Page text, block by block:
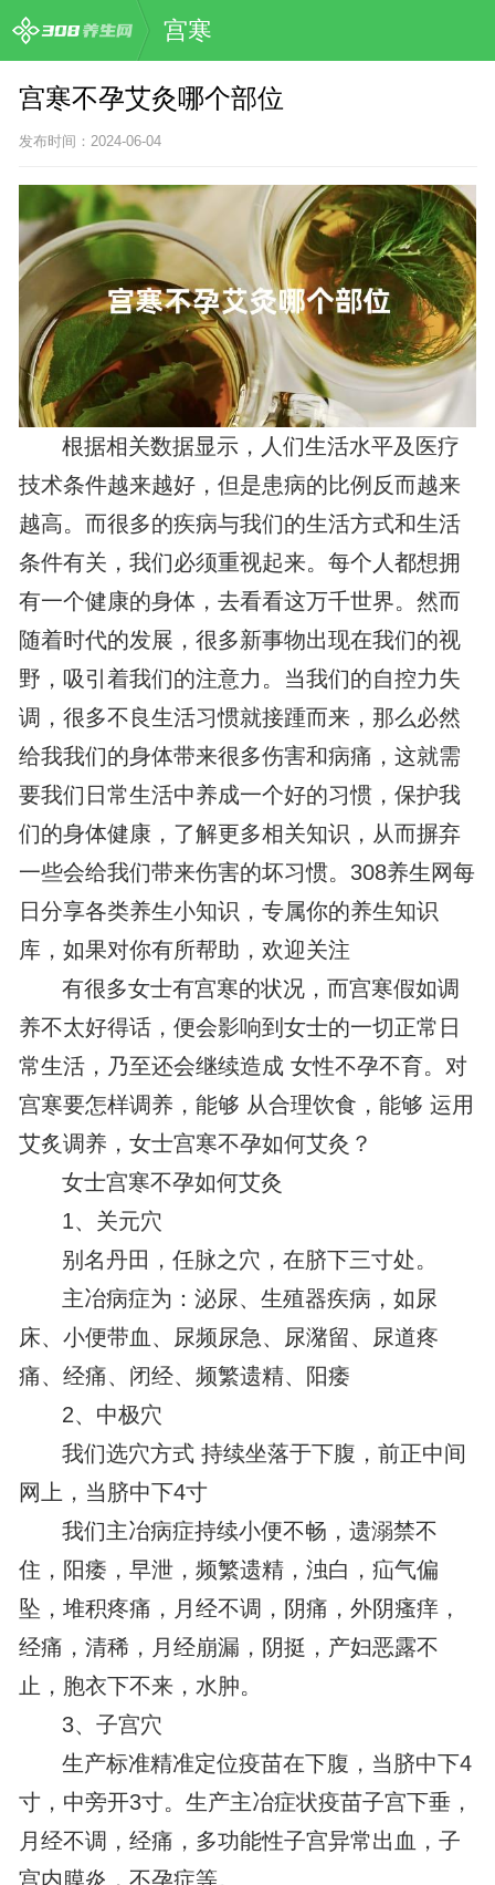
宫寒
宫寒不孕艾灸哪个部位
发布时间：2024-06-04
根据相关数据显示，人们生活水平及医疗
技术条件越来越好，但是患病的比例反而越来
越高。而很多的疾病与我们的生活方式和生活
条件有关，我们必须重视起来。每个人都想拥
有一个健康的身体，去看看这万千世界。然而
随着时代的发展，很多新事物出现在我们的视
野，吸引着我们的注意力。当我们的自控力失
调，很多不良生活习惯就接踵而来，那么必然
给我我们的身体带来很多伤害和病痛，这就需
要我们日常生活中养成一个好的习惯，保护我
们的身体健康，了解更多相关知识，从而摒弃
一些会给我们带来伤害的坏习惯。308养生网每
日分享各类养生小知识，专属你的养生知识
库，如果对你有所帮助，欢迎关注
有很多女士有宫寒的状况，而宫寒假如调
养不太好得话，便会影响到女士的一切正常日
常生活，乃至还会继续造成 女性不孕不育。对
宫寒要怎样调养，能够 从合理饮食，能够 运用
艾炙调养，女士宫寒不孕如何艾灸？
女士宫寒不孕如何艾灸
1、关元穴
别名丹田，任脉之穴，在脐下三寸处。
主冶病症为：泌尿、生殖器疾病，如尿
床、小便带血、尿频尿急、尿潴留、尿道疼
痛、经痛、闭经、频繁遗精、阳痿
2、中极穴
我们选穴方式 持续坐落于下腹，前正中间
网上，当脐中下4寸
我们主冶病症持续小便不畅，遗溺禁不
住，阳痿，早泄，频繁遗精，浊白，疝气偏
坠，堆积疼痛，月经不调，阴痛，外阴瘙痒，
经痛，清稀，月经崩漏，阴挺，产妇恶露不
止，胞衣下不来，水肿。
3、子宫穴
生产标准精准定位疫苗在下腹，当脐中下4
寸，中旁开3寸。生产主冶症状疫苗子宫下垂，
月经不调，经痛，多功能性子宫异常出血，子
宫内膜炎，不孕症等。